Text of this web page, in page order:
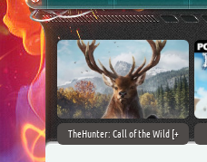
(2017)
TheHunter: Call of the Wild [+